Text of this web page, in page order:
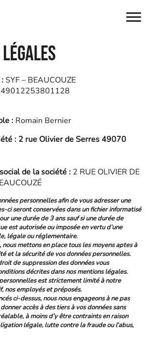
SYF – BEAUCOUZE
49012253801128
: Romain Bernier
: 2 rue Olivier de Serres 49070
de la société : 2 RUE OLIVIER DE
personnelles afin de vous adresser une
ci seront conservées dans un fichier informatisé
une durée de 3 ans sauf si une durée de
est autorisée ou imposée en vertu d’une
légale ou réglementaire.
mettons en place tous les moyens aptes à
et la sécurité de vos données personnelles.
de suppression des données vous
décrites dans nos mentions légales.
personnelles est strictement limité à notre
nos employés et préposés.
ci-dessus, nous nous engageons à ne pas
accès à des tiers à vos données sans
à moins d’y être contraints en raison
légale, lutte contre la fraude ou l’abus,